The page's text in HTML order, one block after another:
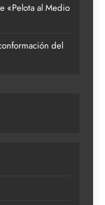
«Pelota al Medio
del